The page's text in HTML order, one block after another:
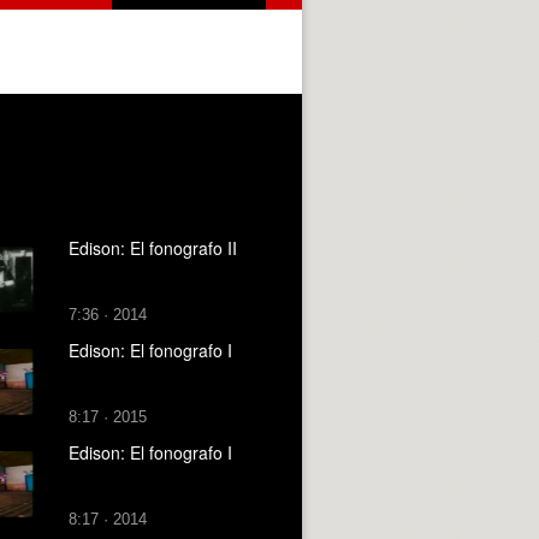
Edison: El fonografo II
7:36 · 2014
Edison: El fonografo I
8:17 · 2015
Edison: El fonografo I
8:17 · 2014